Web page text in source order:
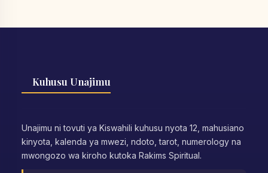
Kuhusu Unajimu
Unajimu ni tovuti ya Kiswahili kuhusu nyota 12, mahusiano
kinyota, kalenda ya mwezi, ndoto, tarot, numerology na
mwongozo wa kiroho kutoka Rakims Spiritual.